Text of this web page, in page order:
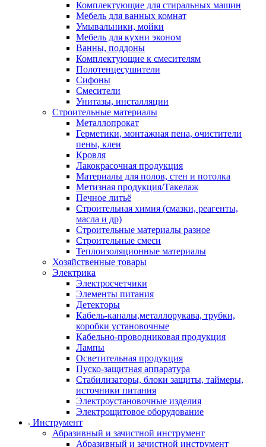
Комплектующие для стиральных машин
Мебель для ванных комнат
Умывальники, мойки
Мебель для кухни эконом
Ванны, поддоны
Комплектующие к смесителям
Полотенцесушители
Сифоны
Смесители
Унитазы, инсталляции
Строительные материалы
Металлопрокат
Герметики, монтажная пена, очистители
пены, клеи
Кровля
Лакокрасочная продукция
Материалы для полов, стен и потолка
Метизная продукция/Такелаж
Печное литьё
Строительная химия (смазки, реагенты,
масла и др)
Строительные материалы разное
Строительные смеси
Теплоизоляционные материалы
Хозяйственные товары
Электрика
Электросчетчики
Элементы питания
Детекторы
Кабель-каналы,металлорукава, трубки,
коробки установочные
Кабельно-проводниковая продукция
Лампы
Осветительная продукция
Пуско-защитная аппаратура
Стабилизаторы, блоки защиты, таймеры,
источники питания
Электроустановочные изделия
Электрощитовое оборудование
Инструмент
Абразивный и зачистной инструмент
Абразивный и зачистной инструмент